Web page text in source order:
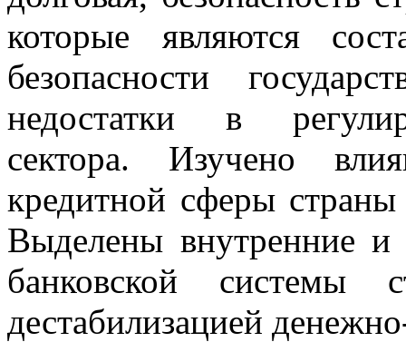
которые являются
безопасности
недостатки в
сектора. Изучено
кредитной сферы
Выделены внутренние и
банковской системы
дестабилизацией